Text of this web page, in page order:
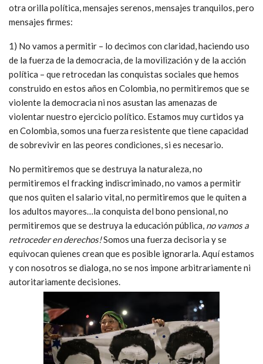
otra orilla política, mensajes serenos, mensajes tranquilos, pero
mensajes firmes:
1) No vamos a permitir – lo decimos con claridad, haciendo uso
de la fuerza de la democracia, de la movilización y de la acción
política – que retrocedan las conquistas sociales que hemos
construido en estos años en Colombia, no permitiremos que se
violente la democracia ni nos asustan las amenazas de
violentar nuestro ejercicio político. Estamos muy curtidos ya
en Colombia, somos una fuerza resistente que tiene capacidad
de sobrevivir en las peores condiciones, si es necesario.
No permitiremos que se destruya la naturaleza, no
permitiremos el fracking indiscriminado, no vamos a permitir
que nos quiten el salario vital, no permitiremos que le quiten a
los adultos mayores…la conquista del bono pensional, no
permitiremos que se destruya la educación pública, no vamos a
retroceder en derechos!Somos una fuerza decisoria y se
equivocan quienes crean que es posible ignorarla. Aquí estamos
y con nosotros se dialoga, no se nos impone arbitrariamente ni
autoritariamente decisiones.